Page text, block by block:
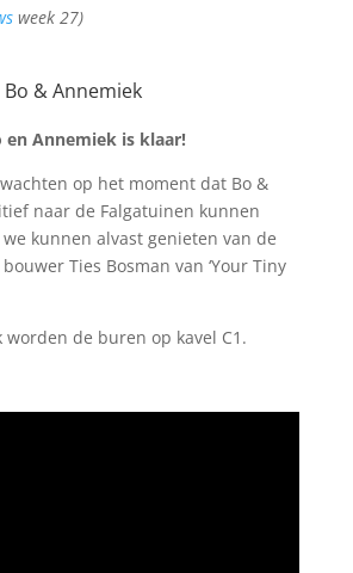
week 27)
& Annemiek
en Annemiek is klaar!
op het moment dat Bo &
naar de Falgatuinen kunnen
kunnen alvast genieten van de
Ties Bosman van ‘Your Tiny
worden de buren op kavel C1.